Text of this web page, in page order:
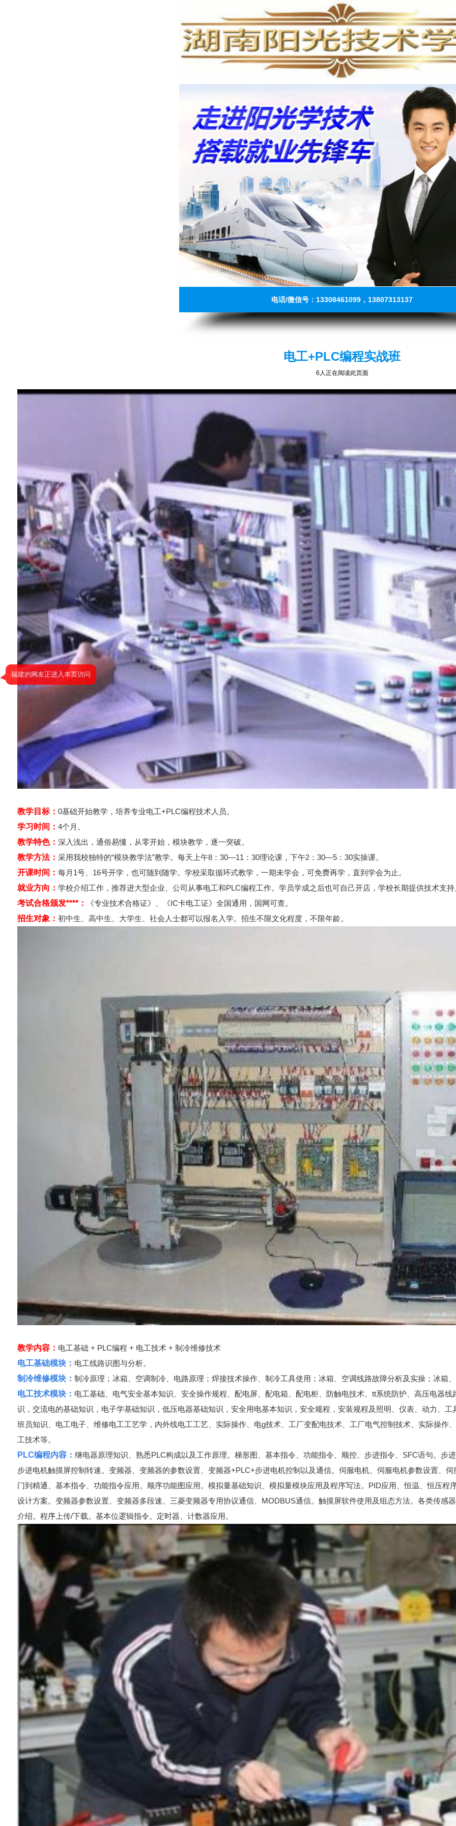
电话/微信号：13308461099，13807313137
电工+PLC编程实战班
6人正在阅读此页面
教学目标： 0基础开始教学，培养专业电工+PLC编程技术人员。
学习时间： 4个月。
教学特色： 深入浅出，通俗易懂，从零开始，模块教学，逐一突破。
教学方法： 采用我校独特的“模块教学法”教学。每天上午8：30—11：30理论课，下午2：30—5：30实操课。
开课时间： 每月1号、16号开学，也可随到随学。学校采取循环式教学，一期未学会，可免费再学，直到学会为止。
就业方向： 学校介绍工作，推荐进大型企业、公司从事电工和PLC编程工作。学员学成之后也可自己开店，学校长期提供技术支持
考试合格颁发****：
《专业技术合格证》、《IC卡电工证》全国通用，国网可查。
招生对象： 初中生、高中生、大学生、社会人士都可以报名入学。招生不限文化程度，不限年龄。
教学内容： 电工基础 + PLC编程 + 电工技术 + 制冷维修技术
电工基础模块： 电工线路识图与分析。
制冷维修模块： 制冷原理；冰箱、空调制冷、电路原理；焊接技术操作、制冷工具使用；冰箱、空调线路故障分析及实操；冰箱
电工技术模块： 电工基础、电气安全基本知识、安全操作规程、配电屏、配电箱、配电柜、防触电技术、tt系统防护、高压电器
识，交流电的基础知识，电子学基础知识，低压电器基础知识，安全用电基本知识，安全规程，安装规程及照明、仪表、动力、
班员知识、电工电子、维修电工工艺学，内外线电工工艺、实际操作、电g技术、工厂变配电技术、工厂电气控制技术、实际操作
工技术等。
PLC编程内容： 继电器原理知识、熟悉PLC构成以及工作原理。梯形图、基本指令、功能指令、顺控、步进指令、SFC语句。步
步进电机触摸屏控制转速。变频器、变频器的参数设置、变频器+PLC+步进电机控制以及通信。伺服电机、伺服电机参数设置、
门到精通、基本指令、功能指令应用。顺序功能图应用。模拟量基础知识、模拟量模块应用及程序写法。PID应用、恒温、恒压
设计方案。变频器参数设置、变频器多段速、三菱变频器专用协议通信、MODBUS通信。触摸屏软件使用及组态方法。各类传感
介绍。程序上传/下载。基本位逻辑指令。定时器、计数器应用。